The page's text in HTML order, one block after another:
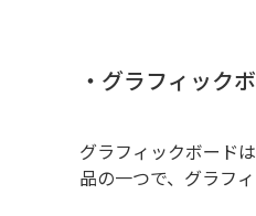
・グラフィック
グラフィックボード
品の一つで、グラフ